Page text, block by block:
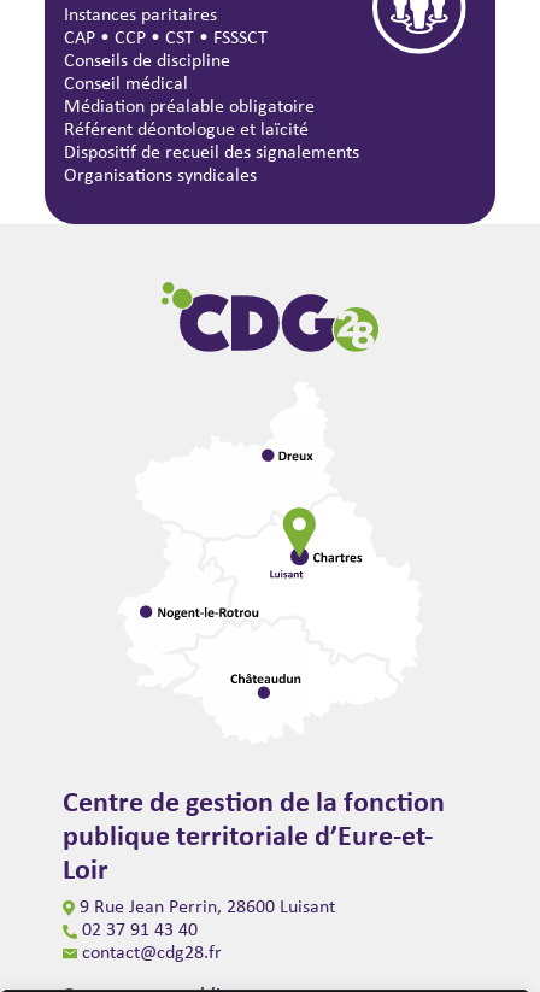
Instances paritaires
CAP •CCP •CST • FSSSCT
Conseils de discipline
Conseil médical
Médiation préalable obligatoire
Référent déontologue et laïcité
Dispositif de recueil des signalements
Organisations syndicales
Centre de gestion de la fonction
publique territoriale d’Eure-et-
Loir
9 Rue Jean Perrin, 28600 Luisant
02 37 91 43 40
contact@cdg28.fr